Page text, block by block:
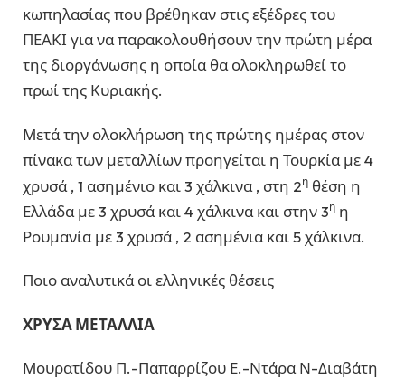
κωπηλασίας που βρέθηκαν στις εξέδρες του
ΠΕΑΚΙ για να παρακολουθήσουν την πρώτη μέρα
της διοργάνωσης η οποία θα ολοκληρωθεί το
πρωί της Κυριακής.
Μετά την ολοκλήρωση της πρώτης ημέρας στον
πίνακα των μεταλλίων προηγείται η Τουρκία με 4
χρυσά , 1 ασημένιο και 3 χάλκινα , στη 2η θέση η
Ελλάδα με 3 χρυσά και 4 χάλκινα και στην 3η η
Ρουμανία με 3 χρυσά , 2 ασημένια και 5 χάλκινα.
Ποιο αναλυτικά οι ελληνικές θέσεις
ΧΡΥΣΑ ΜΕΤΑΛΛΙΑ
Μουρατίδου Π.-Παπαρρίζου Ε.-Ντάρα Ν-Διαβάτη